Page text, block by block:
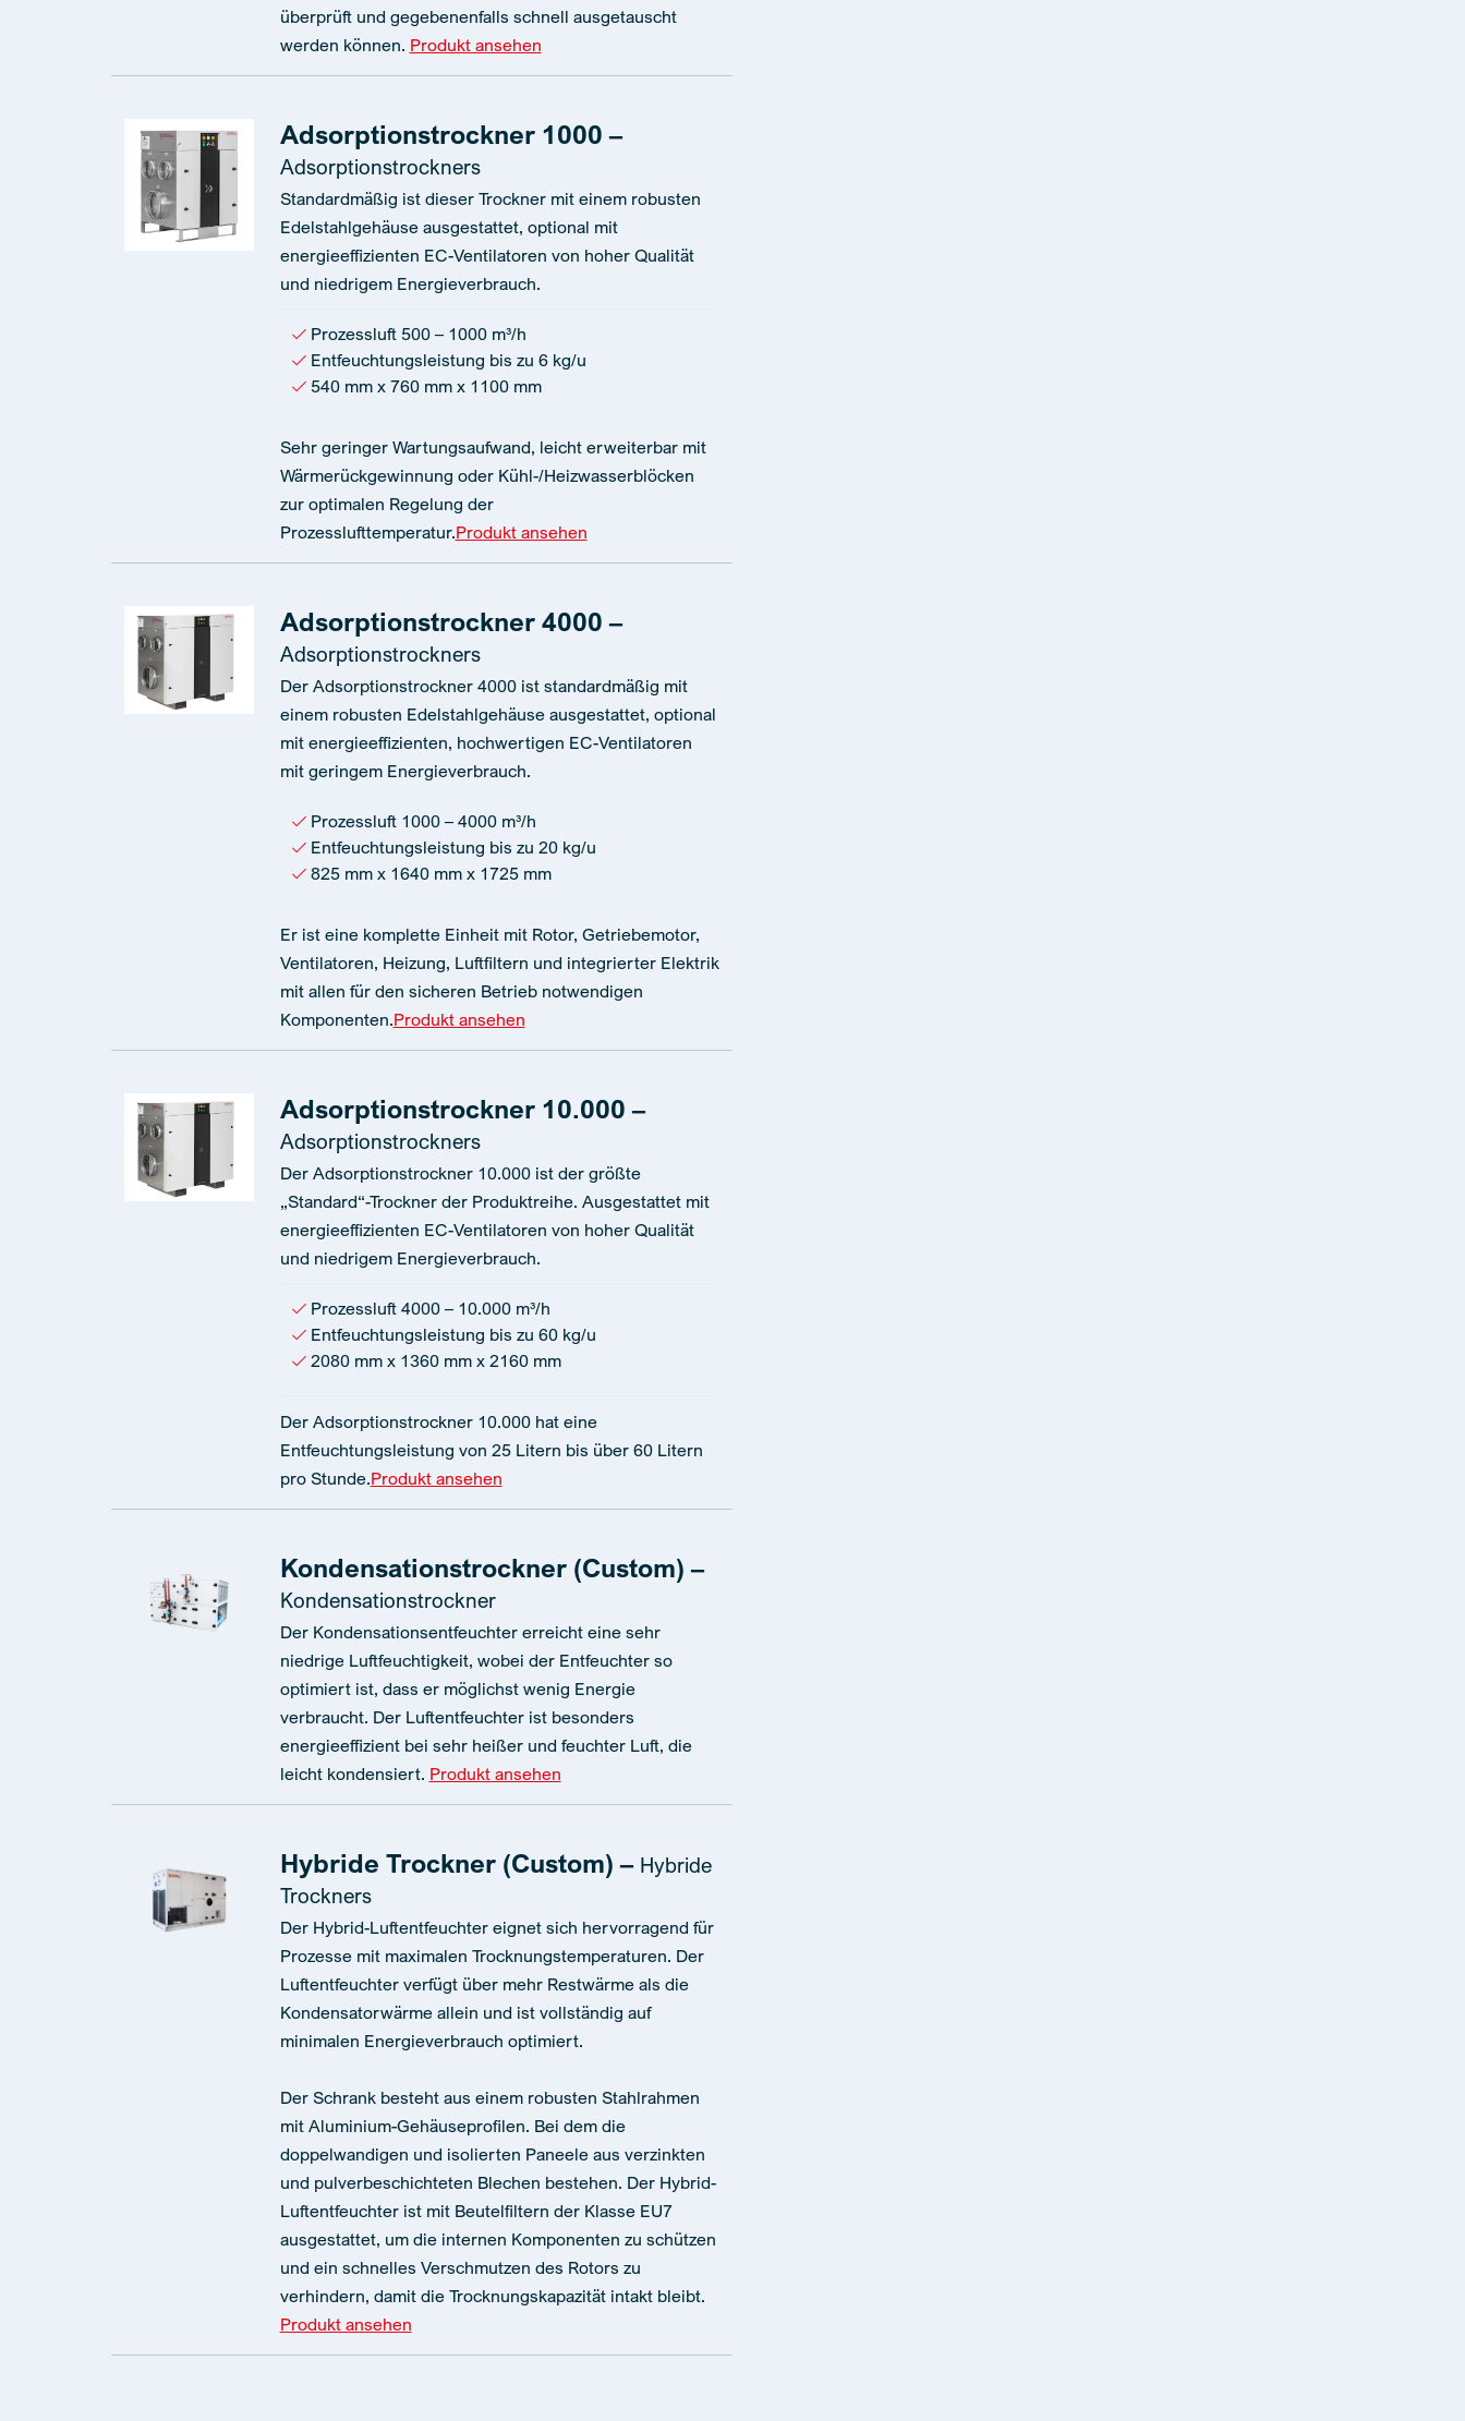
überprüft und gegebenenfalls schnell ausgetauscht
werden können. Produkt ansehen
Adsorptionstrockner 1000 –
Adsorptionstrockners
Standardmäßig ist dieser Trockner mit einem robusten
Edelstahlgehäuse ausgestattet, optional mit
energieeffizienten EC-Ventilatoren von hoher Qualität
und niedrigem Energieverbrauch.
Prozessluft 500 – 1000 m³/h
Entfeuchtungsleistung bis zu 6 kg/u
540 mm x 760 mm x 1100 mm
Sehr geringer Wartungsaufwand, leicht erweiterbar mit
Wärmerückgewinnung oder Kühl-/Heizwasserblöcken
zur optimalen Regelung der
Prozesslufttemperatur.Produkt ansehen
Adsorptionstrockner 4000 –
Adsorptionstrockners
Der Adsorptionstrockner 4000 ist standardmäßig mit
einem robusten Edelstahlgehäuse ausgestattet, optional
mit energieeffizienten, hochwertigen EC-Ventilatoren
mit geringem Energieverbrauch.
Prozessluft 1000 – 4000 m³/h
Entfeuchtungsleistung bis zu 20 kg/u
825 mm x 1640 mm x 1725 mm
Er ist eine komplette Einheit mit Rotor, Getriebemotor,
Ventilatoren, Heizung, Luftfiltern und integrierter Elektrik
mit allen für den sicheren Betrieb notwendigen
Komponenten.Produkt ansehen
Adsorptionstrockner 10.000 –
Adsorptionstrockners
Der Adsorptionstrockner 10.000 ist der größte
„Standard“-Trockner der Produktreihe. Ausgestattet mit
energieeffizienten EC-Ventilatoren von hoher Qualität
und niedrigem Energieverbrauch.
Prozessluft 4000 – 10.000 m³/h
Entfeuchtungsleistung bis zu 60 kg/u
2080 mm x 1360 mm x 2160 mm
Der Adsorptionstrockner 10.000 hat eine
Entfeuchtungsleistung von 25 Litern bis über 60 Litern
pro Stunde.Produkt ansehen
Kondensationstrockner (Custom) –
Kondensationstrockner
Der Kondensationsentfeuchter erreicht eine sehr
niedrige Luftfeuchtigkeit, wobei der Entfeuchter so
optimiert ist, dass er möglichst wenig Energie
verbraucht. Der Luftentfeuchter ist besonders
energieeffizient bei sehr heißer und feuchter Luft, die
leicht kondensiert. Produkt ansehen
Hybride Trockner (Custom) – Hybride
Trockners
Der Hybrid-Luftentfeuchter eignet sich hervorragend für
Prozesse mit maximalen Trocknungstemperaturen. Der
Luftentfeuchter verfügt über mehr Restwärme als die
Kondensatorwärme allein und ist vollständig auf
minimalen Energieverbrauch optimiert.
Der Schrank besteht aus einem robusten Stahlrahmen
mit Aluminium-Gehäuseprofilen. Bei dem die
doppelwandigen und isolierten Paneele aus verzinkten
und pulverbeschichteten Blechen bestehen. Der Hybrid-
Luftentfeuchter ist mit Beutelfiltern der Klasse EU7
ausgestattet, um die internen Komponenten zu schützen
und ein schnelles Verschmutzen des Rotors zu
verhindern, damit die Trocknungskapazität intakt bleibt.
Produkt ansehen